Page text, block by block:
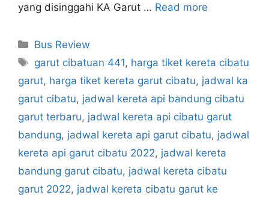
yang disinggahi KA Garut … Read more
Categories
Bus Review
Tags
garut cibatuan 441, harga tiket kereta cibatu
garut, harga tiket kereta garut cibatu, jadwal ka
garut cibatu, jadwal kereta api bandung cibatu
garut terbaru, jadwal kereta api cibatu garut
bandung, jadwal kereta api garut cibatu, jadwal
kereta api garut cibatu 2022, jadwal kereta
bandung garut cibatu, jadwal kereta cibatu
garut 2022, jadwal kereta cibatu garut ke